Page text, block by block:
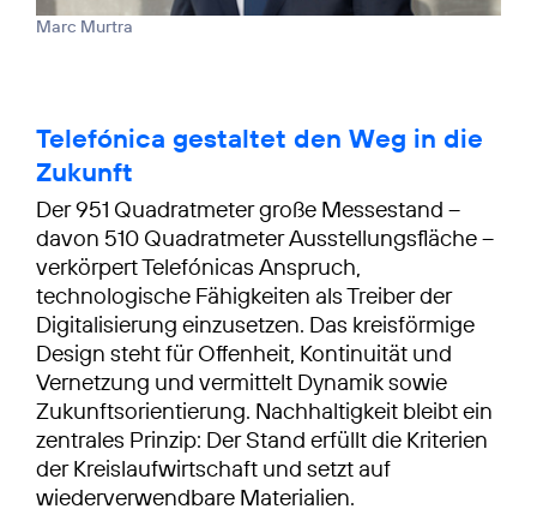
Marc Murtra
Telefónica gestaltet den Weg in die
Zukunft
Der 951 Quadratmeter große Messestand –
davon 510 Quadratmeter Ausstellungsfläche –
verkörpert Telefónicas Anspruch,
technologische Fähigkeiten als Treiber der
Digitalisierung einzusetzen. Das kreisförmige
Design steht für Offenheit, Kontinuität und
Vernetzung und vermittelt Dynamik sowie
Zukunftsorientierung. Nachhaltigkeit bleibt ein
zentrales Prinzip: Der Stand erfüllt die Kriterien
der Kreislaufwirtschaft und setzt auf
wiederverwendbare Materialien.